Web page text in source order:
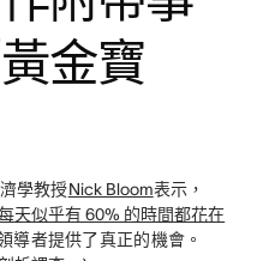
金寶
學教授Nick Bloom表示，
天似乎有 60% 的時間都花在
導者提供了真正的機會。